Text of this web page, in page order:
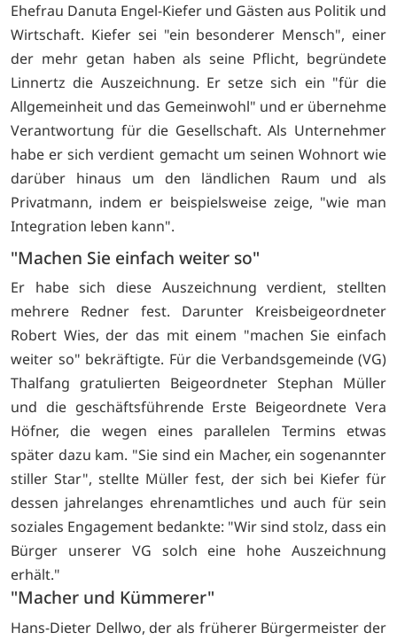
Ehefrau Danuta Engel-Kiefer und Gästen aus Politik und
Wirtschaft. Kiefer sei "ein besonderer Mensch", einer
der mehr getan haben als seine Pflicht, begründete
Linnertz die Auszeichnung. Er setze sich ein "für die
Allgemeinheit und das Gemeinwohl" und er übernehme
Verantwortung für die Gesellschaft. Als Unternehmer
habe er sich verdient gemacht um seinen Wohnort wie
darüber hinaus um den ländlichen Raum und als
Privatmann, indem er beispielsweise zeige, "wie man
Integration leben kann".
"Machen Sie einfach weiter so"
Er habe sich diese Auszeichnung verdient, stellten
mehrere Redner fest. Darunter Kreisbeigeordneter
Robert Wies, der das mit einem "machen Sie einfach
weiter so" bekräftigte. Für die Verbandsgemeinde (VG)
Thalfang gratulierten Beigeordneter Stephan Müller
und die geschäftsführende Erste Beigeordnete Vera
Höfner, die wegen eines parallelen Termins etwas
später dazu kam. "Sie sind ein Macher, ein sogenannter
stiller Star", stellte Müller fest, der sich bei Kiefer für
dessen jahrelanges ehrenamtliches und auch für sein
soziales Engagement bedankte: "Wir sind stolz, dass ein
Bürger unserer VG solch eine hohe Auszeichnung
erhält."
"Macher und Kümmerer"
Hans-Dieter Dellwo, der als früherer Bürgermeister der